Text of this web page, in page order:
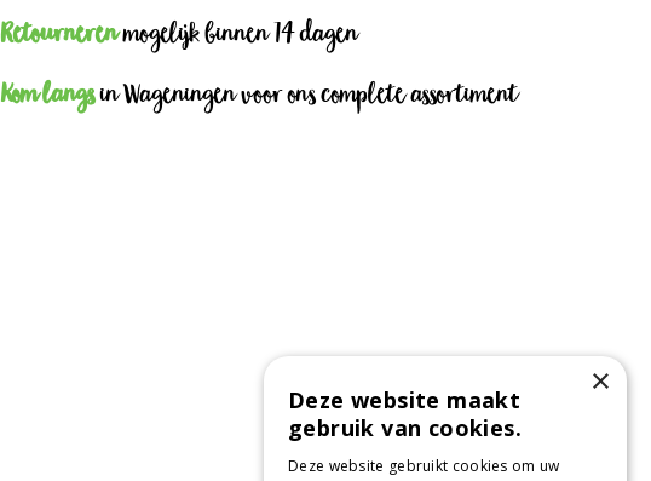
Retournerenmogelijk binnen 14 dagen
Kom langsin Wageningen voor ons complete assortiment
×
Deze website maakt
gebruik van cookies.
Deze website gebruikt cookies om uw